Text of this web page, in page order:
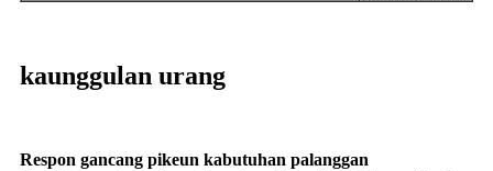
kaunggulan urang
Respon gancang pikeun kabutuhan palanggan